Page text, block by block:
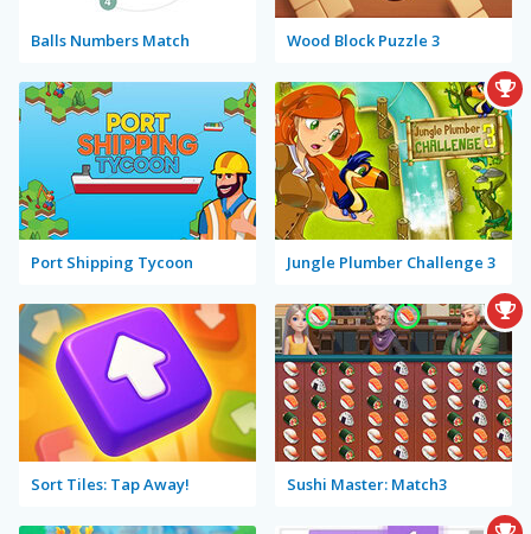
Balls Numbers Match Wood Block Puzzle 3
Port Shipping Tycoon Jungle Plumber Challenge 3
Sort Tiles: Tap Away! Sushi Master: Match3